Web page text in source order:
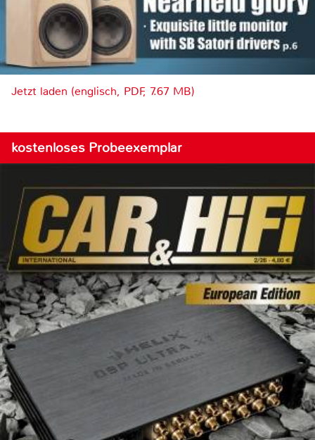
Jetzt laden (englisch, PDF, 7.67 MB)
kostenloses Probeexemplar